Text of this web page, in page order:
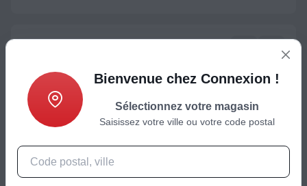
Bienvenue chez Connexion !
Sélectionnez votre magasin
Saisissez votre ville ou votre code postal